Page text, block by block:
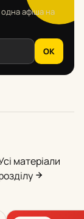
афіша на
OK
матеріали